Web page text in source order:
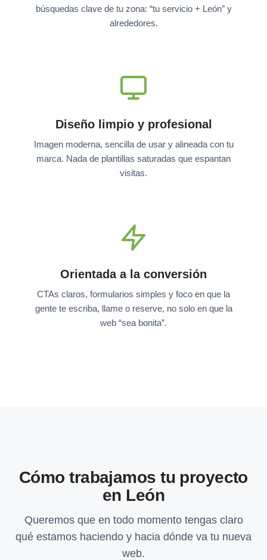
búsquedas clave de tu zona: “tu servicio + León” y
alrededores.
Diseño limpio y profesional
Imagen moderna, sencilla de usar y alineada con tu
marca. Nada de plantillas saturadas que espantan
visitas.
Orientada a la conversión
CTAs claros, formularios simples y foco en que la
gente te escriba, llame o reserve, no solo en que la
web “sea bonita”.
Cómo trabajamos tu proyecto
en León
Queremos que en todo momento tengas claro
qué estamos haciendo y hacia dónde va tu nueva
web.